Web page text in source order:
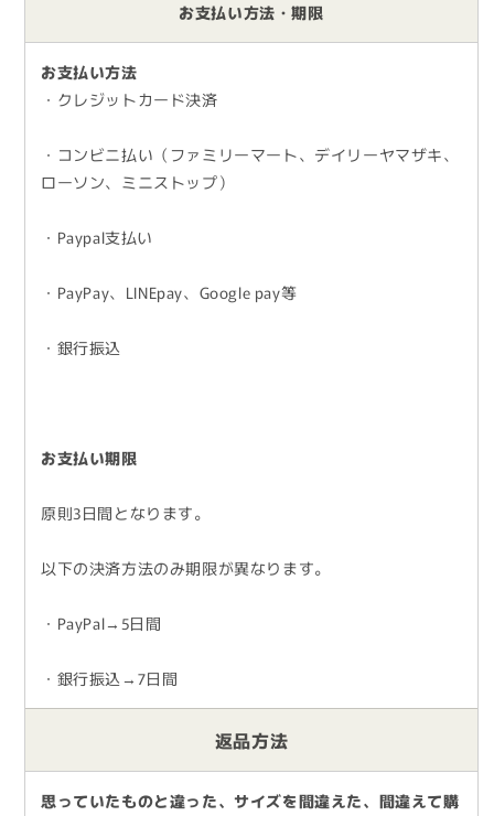
お支払い方法・期限
お支払い方法
・クレジットカード決済
・コンビニ払い（ファミリーマート、デイリーヤマザキ、
ローソン、ミニストップ）
・Paypal支払い
・PayPay、LINEpay、Google pay等
・銀行振込
お支払い期限
原則3日間となります。
以下の決済方法のみ期限が異なります。
・PayPal→5日間
・銀行振込→7日間
返品方法
思っていたものと違った、サイズを間違えた、間違えて購